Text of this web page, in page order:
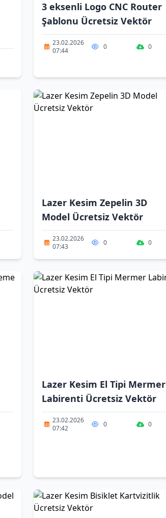
3 eksenli Logo CNC Router
Şablonu Ücretsiz Vektör
23.02.2026
07:44
0 0
Lazer Kesim Zepelin 3D
Model Ücretsiz Vektör
23.02.2026
07:43
0 0
Lazer Kesim El Tipi Mermer
Labirenti Ücretsiz Vektör
23.02.2026
07:42
0 0